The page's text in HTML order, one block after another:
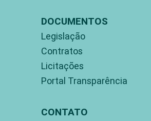
DOCUMENTOS
Legislação
Contratos
Licitações
Portal Transparência
CONTATO